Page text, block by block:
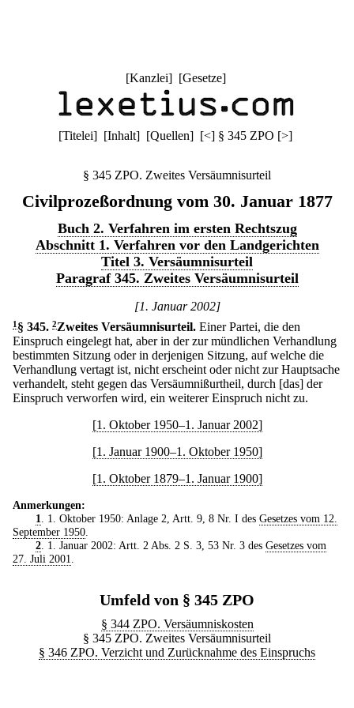
[Kanzlei] [Gesetze]
[Titelei] [Inhalt] [Quellen] [<] § 345 ZPO [>]
§ 345 ZPO. Zweites Versäumnisurteil
Civilprozeßordnung vom 30. Januar 1877
Buch 2. Verfahren im ersten Rechtszug
Abschnitt 1. Verfahren vor den Landgerichten
Titel 3. Versäumnisurteil
Paragraf 345. Zweites Versäumnisurteil
[1. Januar 2002]
1 § 345. 2Zweites Versäumnisurteil. Einer Partei, die den
Einspruch eingelegt hat, aber in der zur mündlichen Verhandlung
bestimmten Sitzung oder in derjenigen Sitzung, auf welche die
Verhandlung vertagt ist, nicht erscheint oder nicht zur Hauptsache
verhandelt, steht gegen das Versäumnißurtheil, durch [das] der
Einspruch verworfen wird, ein weiterer Einspruch nicht zu.
[1. Oktober 1950–1. Januar 2002]
[1. Januar 1900–1. Oktober 1950]
[1. Oktober 1879–1. Januar 1900]
Anmerkungen:
1
. 1. Oktober 1950: Anlage 2, Artt. 9, 8 Nr. I des Gesetzes vom 12.
September 1950
2. 1. Januar 2002: Artt. 2 Abs. 2 S. 3, 53 Nr. 3 des Gesetzes vom
27. Juli 2001
Umfeld von § 345 ZPO
§ 344 ZPO. Versäumniskosten
§ 345 ZPO. Zweites Versäumnisurteil
§ 346 ZPO. Verzicht und Zurücknahme des Einspruchs